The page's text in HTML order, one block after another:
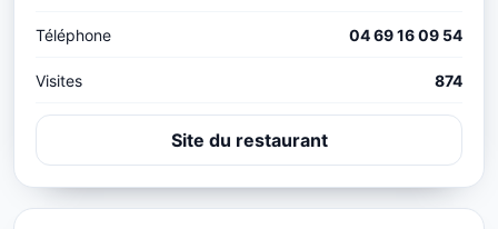
Téléphone 04 69 16 09 54
Visites 874
Site du restaurant